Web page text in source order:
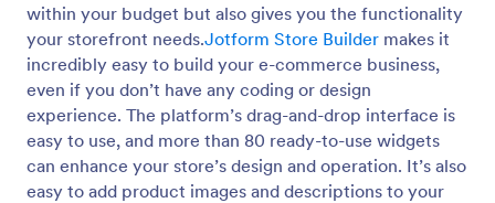
within your budget but also gives you the functionality
your storefront needs.Jotform Store Builder makes it
incredibly easy to build your e-commerce business,
even if you don’t have any coding or design
experience. The platform’s drag-and-drop interface is
easy to use, and more than 80 ready-to-use widgets
can enhance your store’s design and operation. It’s also
easy to add product images and descriptions to your